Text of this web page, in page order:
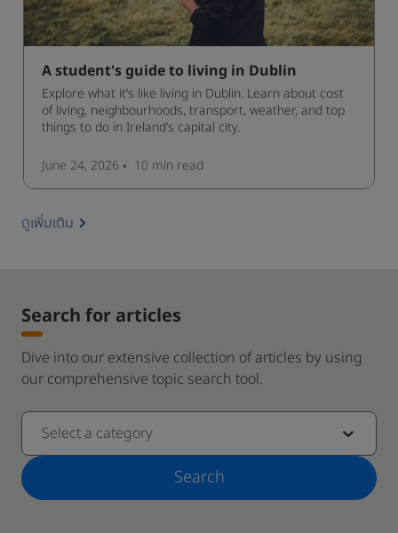
A student's guide to living in Dublin
Explore what it’s like living in Dublin. Learn about cost
of living, neighbourhoods, transport, weather, and top
things to do in Ireland’s capital city.
June 24, 2026 10 min read
ดูเพิ่มเติม
Search for articles
Dive into our extensive collection of articles by using
our comprehensive topic search tool.
Select a category
Search